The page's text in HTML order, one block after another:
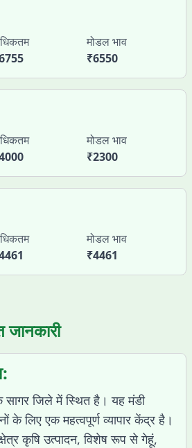
मोडल भाव
₹6550
मोडल भाव
₹2300
मोडल भाव
₹4461
जानकारी
जिले में स्थित है। यह मंडी
के लिए एक महत्वपूर्ण व्यापार केंद्र है।
कृषि उत्पादन, विशेष रूप से गेहूं,